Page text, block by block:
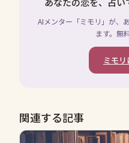
AIメンター「ミモリ」が、
ます。無
ミモ
関連する記事